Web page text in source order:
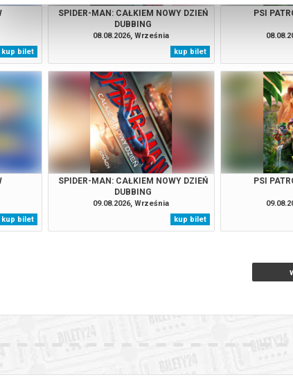
kup bilet
SPIDER-MAN: CAŁKIEM NOWY DZIEŃ
DUBBING
08.08.2026, Września
kup bilet
PSI
kup bilet
SPIDER-MAN: CAŁKIEM NOWY DZIEŃ
DUBBING
09.08.2026, Września
kup bilet
PSI